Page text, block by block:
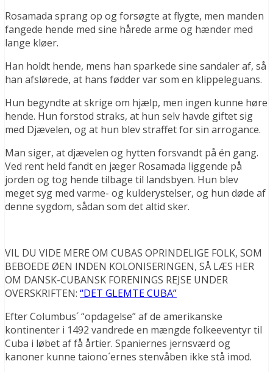
Rosamada sprang op og forsøgte at flygte, men manden
fangede hende med sine hårede arme og hænder med
lange kløer.
Han holdt hende, mens han sparkede sine sandaler af, så
han afslørede, at hans fødder var som en klippeleguans.
Hun begyndte at skrige om hjælp, men ingen kunne høre
hende. Hun forstod straks, at hun selv havde giftet sig
med Djævelen, og at hun blev straffet for sin arrogance.
Man siger, at djævelen og hytten forsvandt på én gang.
Ved rent held fandt en jæger Rosamada liggende på
jorden og tog hende tilbage til landsbyen. Hun blev
meget syg med varme- og kulderystelser, og hun døde af
denne sygdom, sådan som det altid sker.
VIL DU VIDE MERE OM CUBAS OPRINDELIGE FOLK, SOM
BEBOEDE ØEN INDEN KOLONISERINGEN, SÅ LÆS HER
OM DANSK-CUBANSK FORENINGS REJSE UNDER
OVERSKRIFTEN: “DET GLEMTE CUBA”
Efter Columbus´ “opdagelse” af de amerikanske
kontinenter i 1492 vandrede en mængde folkeeventyr til
Cuba i løbet af få årtier. Spaniernes jernsværd og
kanoner kunne taiono´ernes stenvåben ikke stå imod.